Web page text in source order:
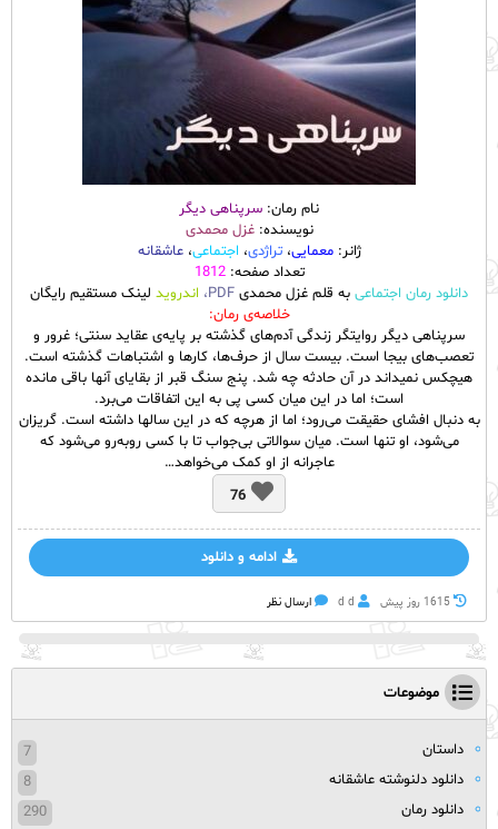
نام رمان: سرپناهی دیگر
نویسنده:غزل محمدی
ژانر:معمایی،تراژدی، اجتماعی،عاشقانه
تعداد صفحه:1812
دانلود رمان اجتماعی به قلم غزل محمدی PDF، اندروید لینک مستقیم رایگان
خلاصه‌ی رمان:
سرپناهی دیگر روایتگر زندگی آدم‌های گذشته بر پایه‌ی عقاید سنتی؛ غرور و
تعصب‌های بیجا است. بیست سال از حرف‌ها، کارها و اشتباهات گذشته است.
هیچکس نمیداند در آن حادثه چه شد. پنج سنگ قبر از بقایای آنها باقی مانده
است؛ اما در این میان کسی پی به این اتفاقات می‌برد.
به دنبال افشای حقیقت می‌رود؛ اما از هرچه که در این سالها داشته است. گریزان
می‌شود، او تنها است. میان سوالاتی بی‌جواب تا با کسی روبه‌رو می‌شود که
عاجرانه از او کمک می‌خواهد…
76
ادامه و دانلود
1615 روز پيش d d ارسال نظر
موضوعات
داستان
7
دانلود دلنوشته عاشقانه
8
دانلود رمان
290